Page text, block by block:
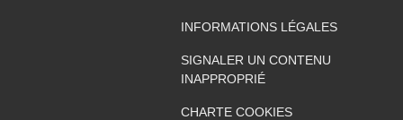
INFORMATIONS LÉGALES
SIGNALER UN CONTENU
INAPPROPRIÉ
CHARTE COOKIES